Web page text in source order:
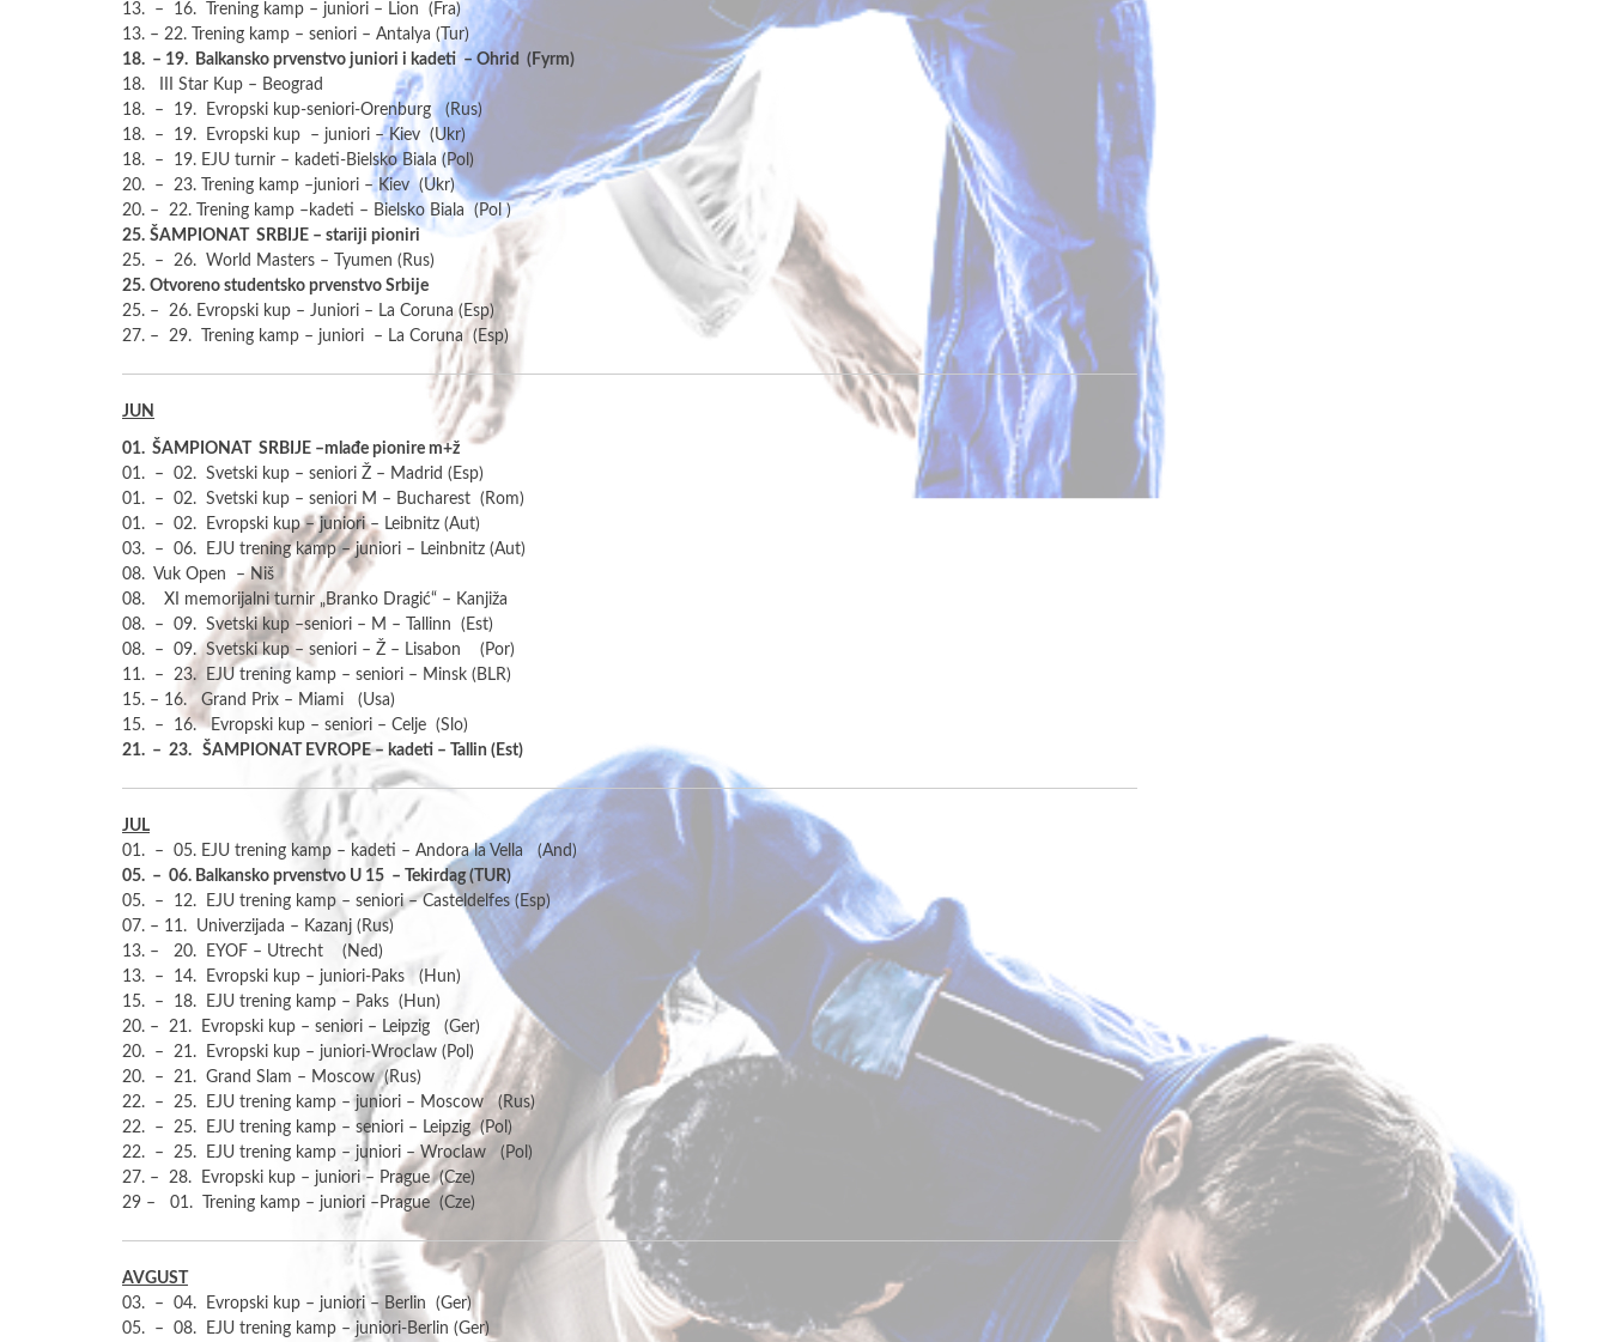
13. – 16. Trening kamp – juniori – Lion (Fra)
13. – 22. Trening kamp – seniori – Antalya (Tur)
18. – 19. Balkansko prvenstvo juniori i kadeti – Ohrid (Fyrm)
18. III Star Kup – Beograd
18. – 19. Evropski kup-seniori-Orenburg (Rus)
18. – 19. Evropski kup – juniori – Kiev (Ukr)
18. – 19. EJU turnir – kadeti-Bielsko Biala (Pol)
20. – 23. Trening kamp –juniori – Kiev (Ukr)
20. – 22. Trening kamp –kadeti – Bielsko Biala (Pol )
25. ŠAMPIONAT SRBIJE – stariji pioniri
25. – 26. World Masters – Tyumen (Rus)
25. Otvoreno studentsko prvenstvo Srbije
25. – 26. Evropski kup – Juniori – La Coruna (Esp)
27. – 29. Trening kamp – juniori – La Coruna (Esp)
JUN
01. ŠAMPIONAT SRBIJE –mlađe pionire m+ž
01. – 02. Svetski kup – seniori Ž – Madrid (Esp)
01. – 02. Svetski kup – seniori M – Bucharest (Rom)
01. – 02. Evropski kup – juniori – Leibnitz (Aut)
03. – 06. EJU trening kamp – juniori – Leinbnitz (Aut)
08. Vuk Open – Niš
08. XI memorijalni turnir „Branko Dragić“ – Kanjiža
08. – 09. Svetski kup –seniori – M – Tallinn (Est)
08. – 09. Svetski kup – seniori – Ž – Lisabon (Por)
11. – 23. EJU trening kamp – seniori – Minsk (BLR)
15. – 16. Grand Prix – Miami (Usa)
15. – 16. Evropski kup – seniori – Celje (Slo)
21. – 23. ŠAMPIONAT EVROPE – kadeti – Tallin (Est)
JUL
01. – 05. EJU trening kamp – kadeti – Andora la Vella (And)
05. – 06. Balkansko prvenstvo U 15 – Tekirdag (TUR)
05. – 12. EJU trening kamp – seniori – Casteldelfes (Esp)
07. – 11. Univerzijada – Kazanj (Rus)
13. – 20. EYOF – Utrecht (Ned)
13. – 14. Evropski kup – juniori-Paks (Hun)
15. – 18. EJU trening kamp – Paks (Hun)
20. – 21. Evropski kup – seniori – Leipzig (Ger)
20. – 21. Evropski kup – juniori-Wroclaw (Pol)
20. – 21. Grand Slam – Moscow (Rus)
22. – 25. EJU trening kamp – juniori – Moscow (Rus)
22. – 25. EJU trening kamp – seniori – Leipzig (Pol)
22. – 25. EJU trening kamp – juniori – Wroclaw (Pol)
27. – 28. Evropski kup – juniori – Prague (Cze)
29 – 01. Trening kamp – juniori –Prague (Cze)
AVGUST
03. – 04. Evropski kup – juniori – Berlin (Ger)
05. – 08. EJU trening kamp – juniori-Berlin (Ger)